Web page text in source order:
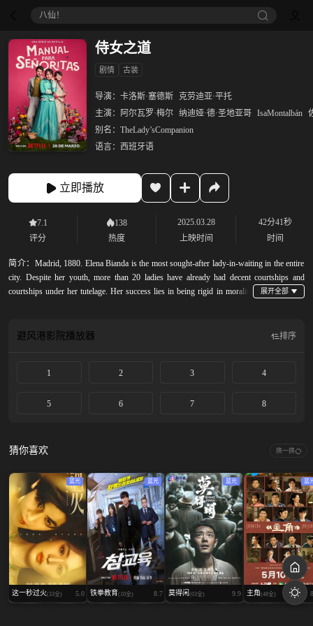
御廷谣‎
侍女之道
剧情 古装
导演： 卡洛斯·塞德斯
克劳迪亚·平托
主演：
阿尔瓦罗·梅尔 纳迪娅·德·圣地亚哥 IsaMontalbán
别名： TheLady’sCompanion
语言： 西班牙语
立即播放
7.1
评分
138
热度
2025.03.28
上映时间
42分41秒
时间
简介： Madrid, 1880. Elena Bianda is the most sought-after lady-in-waiting in the entire
city. Despite her youth, more than 20 ladies have already had decent courtships and
courtships under her tutelage. Her success lies in being rigid in morality
避风港影院播放器 排序
1 2 3 4
5 6 7 8
猜你喜欢 换一换
蓝光
这一秒过火(33全) 5.0
蓝光
铁拳教育(10全) 8.7
蓝光
莫得闲 (03全) 9.9
蓝
主角(48全)